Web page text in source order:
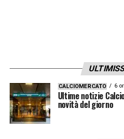
LA PLAYLIST DELLE
CALCIOMERCATO 6
Ultime notizie
novità del giorno